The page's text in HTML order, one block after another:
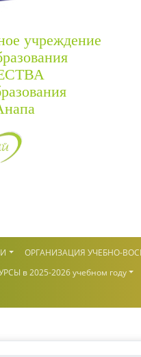
учреждение
ОРГАНИЗАЦИЯ УЧЕБНО-
в 2025-2026 учебном году